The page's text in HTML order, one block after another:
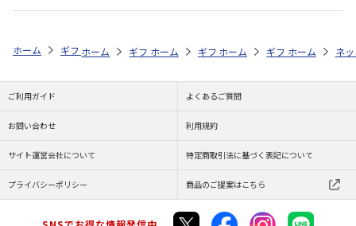
ホーム ギフトストア お中元・夏ギフト特集 2026 お菓子・スイーツ
ホーム ギフトストア お中元・夏ギフト特集 2026
ホーム ギフトストア お中元・夏ギフト
ホーム ギフトストア お
ホーム ネ
ご利用ガイド よくあるご質問
お問い合わせ 利用規約
サイト運営会社について 特定商取引法に基づく表記について
プライバシーポリシー 商品のご提案はこちら